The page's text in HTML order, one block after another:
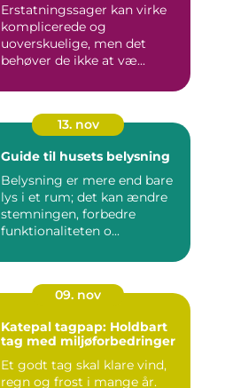
Erstatningssager kan virke
komplicerede og
uoverskuelige, men det
behøver de ikke at væ...
13. nov
Guide til husets belysning
Belysning er mere end bare
lys i et rum; det kan ændre
stemningen, forbedre
funktionaliteten o...
09. nov
Katepal tagpap: Holdbart
tag med miljøforbedringer
Et godt tag skal klare vind,
regn og frost i mange år.